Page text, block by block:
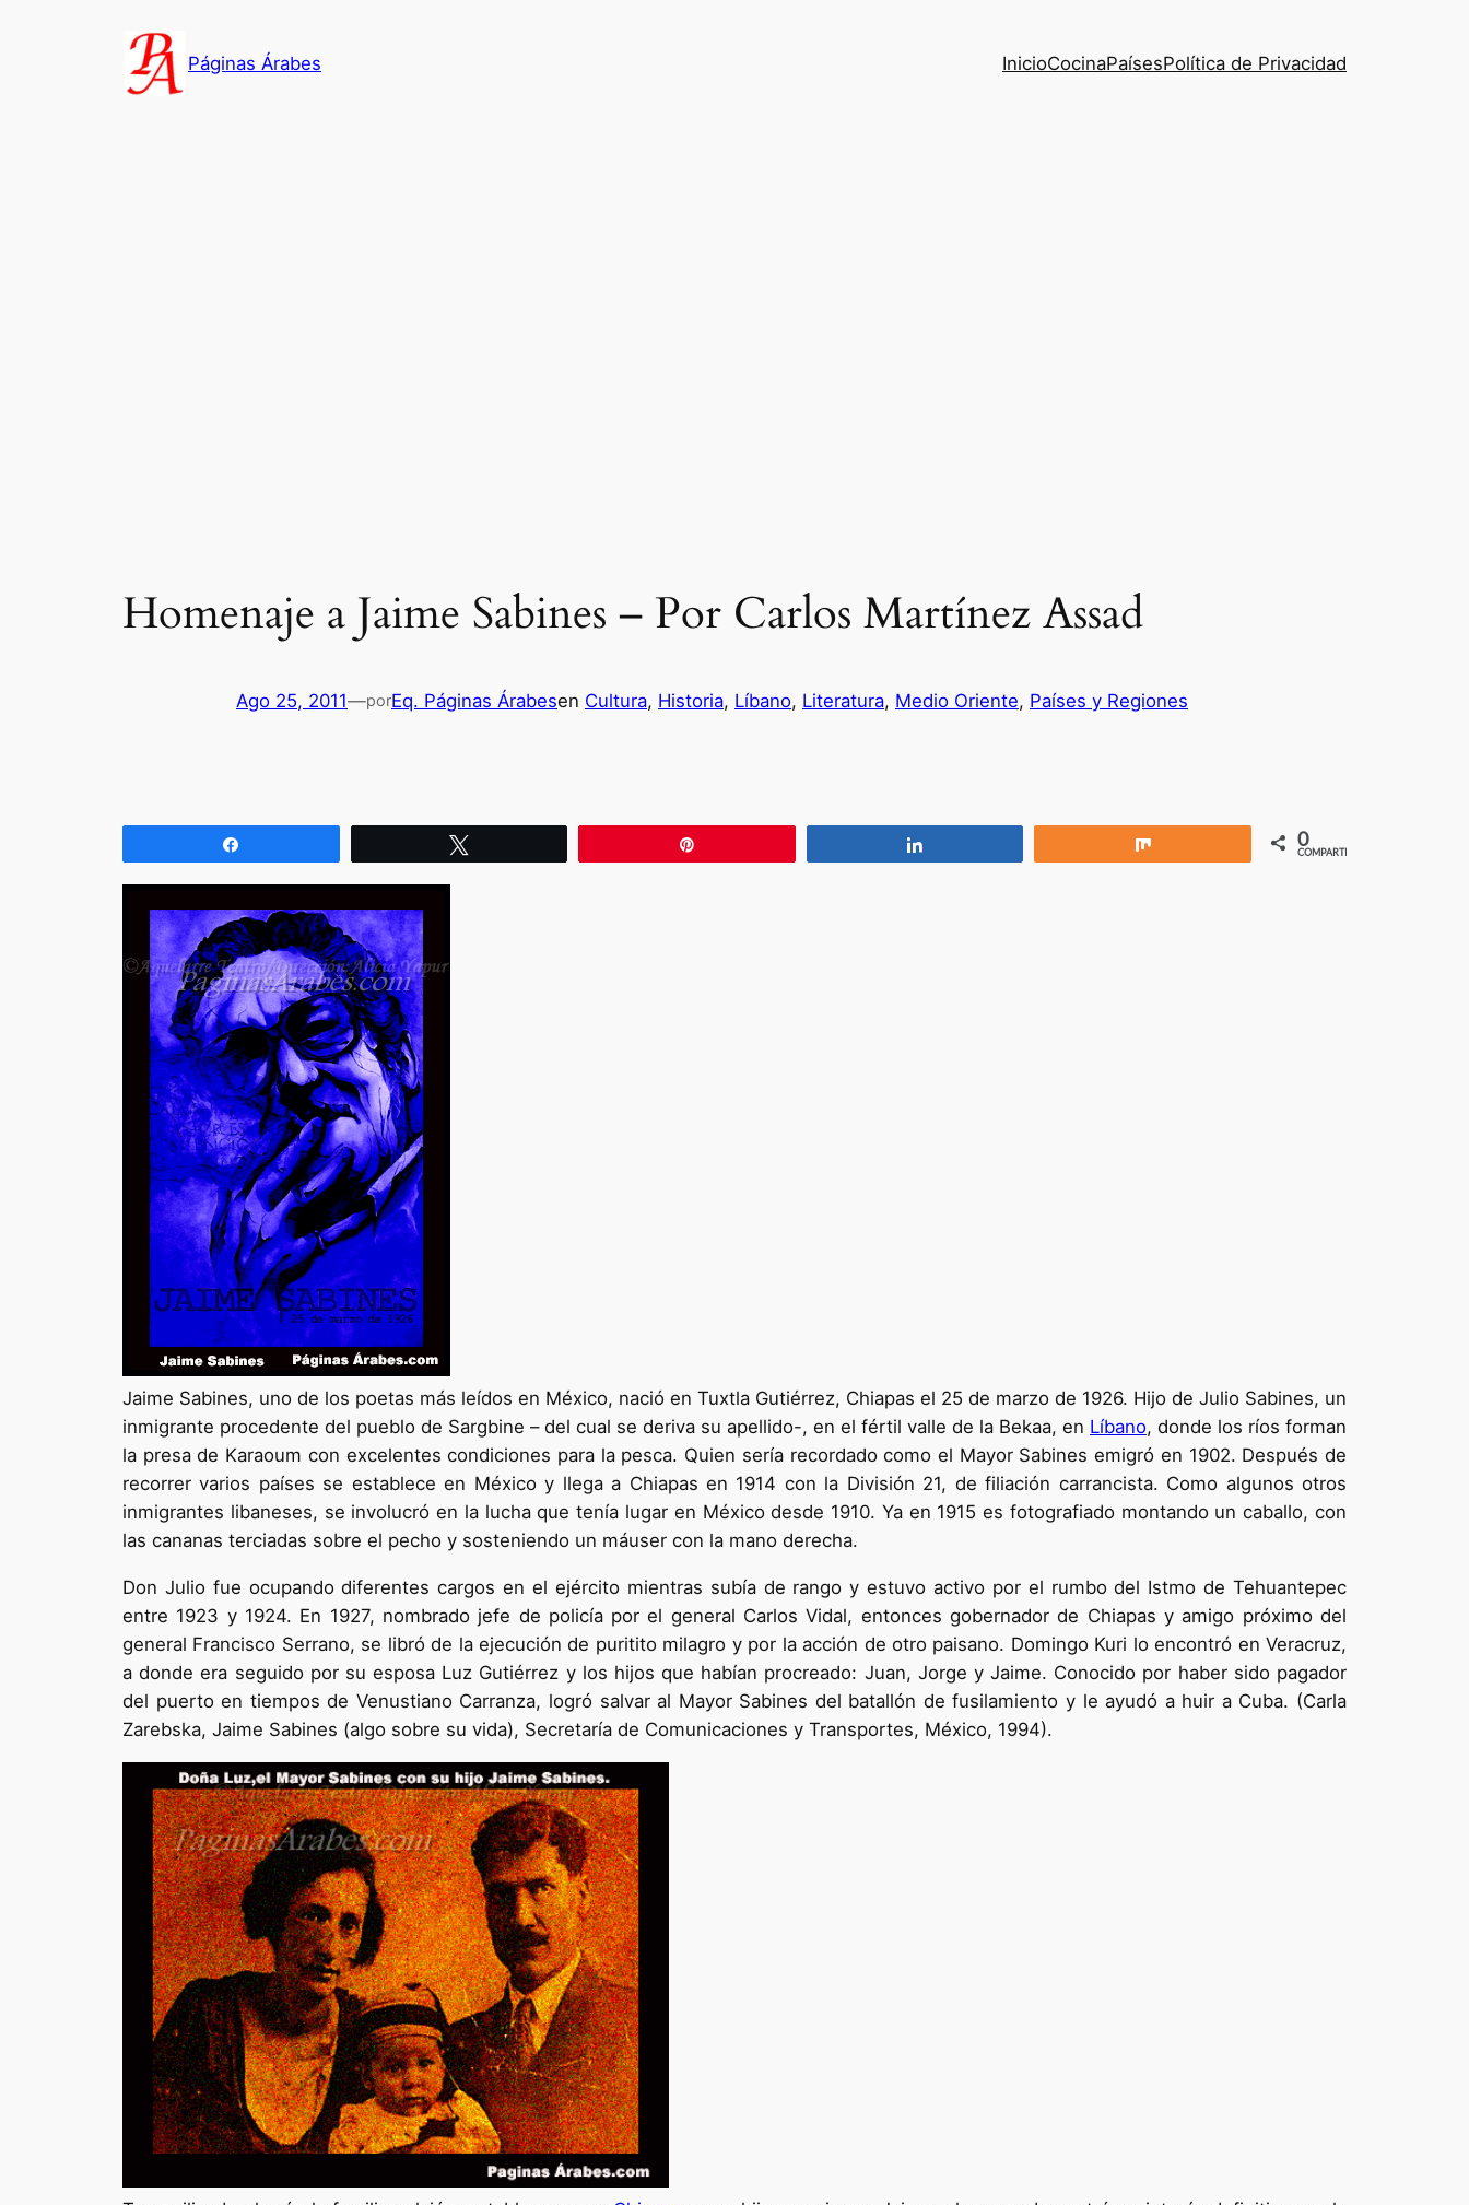
Páginas Árabes InicioCocinaPaísesPolítica de Privacidad
Homenaje a Jaime Sabines – Por Carlos Martínez Assad
Ago 25, 2011—porEq. Páginas Árabesen Cultura, Historia, Líbano, Literatura, Medio Oriente, Países y Regiones
0
COMPARTIR
Jaime Sabines, uno de los poetas más leídos en México, nació en Tuxtla Gutiérrez, Chiapas el 25 de marzo de 1926. Hijo de Julio Sabines, un
inmigrante procedente del pueblo de Sargbine – del cual se deriva su apellido-, en el fértil valle de la Bekaa, en Líbano, donde los ríos forman
la presa de Karaoum con excelentes condiciones para la pesca. Quien sería recordado como el Mayor Sabines emigró en 1902. Después de
recorrer varios países se establece en México y llega a Chiapas en 1914 con la División 21, de filiación carrancista. Como algunos otros
inmigrantes libaneses, se involucró en la lucha que tenía lugar en México desde 1910. Ya en 1915 es fotografiado montando un caballo, con
las cananas terciadas sobre el pecho y sosteniendo un máuser con la mano derecha.
Don Julio fue ocupando diferentes cargos en el ejército mientras subía de rango y estuvo activo por el rumbo del Istmo de Tehuantepec
entre 1923 y 1924. En 1927, nombrado jefe de policía por el general Carlos Vidal, entonces gobernador de Chiapas y amigo próximo del
general Francisco Serrano, se libró de la ejecución de puritito milagro y por la acción de otro paisano. Domingo Kuri lo encontró en Veracruz,
a donde era seguido por su esposa Luz Gutiérrez y los hijos que habían procreado: Juan, Jorge y Jaime. Conocido por haber sido pagador
del puerto en tiempos de Venustiano Carranza, logró salvar al Mayor Sabines del batallón de fusilamiento y le ayudó a huir a Cuba. (Carla
Zarebska, Jaime Sabines (algo sobre su vida), Secretaría de Comunicaciones y Transportes, México, 1994).